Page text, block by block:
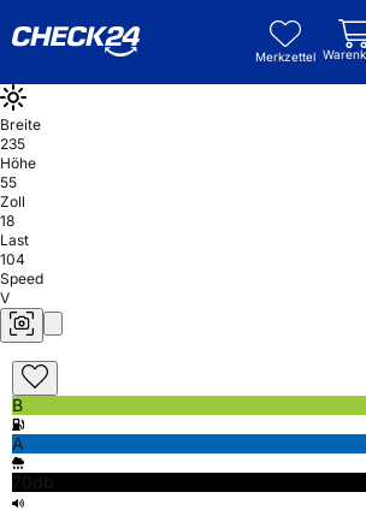
Merkzettel
Breite
235
Höhe
55
Zoll
18
Last
104
Speed
V
B
A
70db